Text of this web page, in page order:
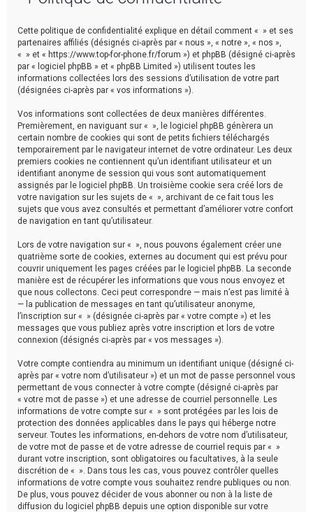
Cette politique de confidentialité explique en détail comment « » et ses
partenaires affiliés (désignés ci-après par « nous », « notre », « nos »,
« » et « https://www.top-for-phone.fr/forum ») et phpBB (désigné ci-après
par « logiciel phpBB » et « phpBB Limited ») utilisent toutes les
informations collectées lors des sessions d’utilisation de votre part
(désignées ci-après par « vos informations »).
Vos informations sont collectées de deux manières différentes.
Premièrement, en naviguant sur « », le logiciel phpBB génèrera un
certain nombre de cookies qui sont de petits fichiers téléchargés
temporairement par le navigateur internet de votre ordinateur. Les deux
premiers cookies ne contiennent qu’un identifiant utilisateur et un
identifiant anonyme de session qui vous sont automatiquement
assignés par le logiciel phpBB. Un troisième cookie sera créé lors de
votre navigation sur les sujets de « », archivant de ce fait tous les
sujets que vous avez consultés et permettant d’améliorer votre confort
de navigation en tant qu’utilisateur.
Lors de votre navigation sur « », nous pouvons également créer une
quatrième sorte de cookies, externes au document qui est prévu pour
couvrir uniquement les pages créées par le logiciel phpBB. La seconde
manière est de récupérer les informations que vous nous envoyez et
que nous collectons. Ceci peut correspondre — mais n’est pas limité à
— la publication de messages en tant qu’utilisateur anonyme,
l’inscription sur « » (désignée ci-après par « votre compte ») et les
messages que vous publiez après votre inscription et lors de votre
connexion (désignés ci-après par « vos messages »).
Votre compte contiendra au minimum un identifiant unique (désigné ci-
après par « votre nom d’utilisateur ») et un mot de passe personnel vous
permettant de vous connecter à votre compte (désigné ci-après par
« votre mot de passe ») et une adresse de courriel personnelle. Les
informations de votre compte sur « » sont protégées par les lois de
protection des données applicables dans le pays qui héberge notre
serveur. Toutes les informations, en-dehors de votre nom d’utilisateur,
de votre mot de passe et de votre adresse de courriel requis par « »
durant votre inscription, sont obligatoires ou facultatives, à la seule
discrétion de « ». Dans tous les cas, vous pouvez contrôler quelles
informations de votre compte vous souhaitez rendre publiques ou non.
De plus, vous pouvez décider de vous abonner ou non à la liste de
diffusion du logiciel phpBB depuis une option disponible sur votre